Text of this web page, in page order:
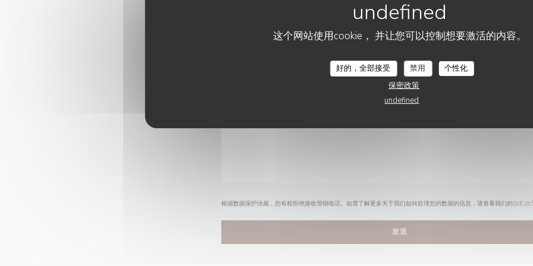
这个网站使用cookie， 并让您可以控制想要激活的内容。
好的，全部接受 禁用
个性化
保密政策
undefined
您想联系我们？
请填写下面的表格!
根据数据保护法规，您有权拒绝接收营销电话。如需了解更多关于我们如何处理您的数据的信息，请查看我们的隐私政